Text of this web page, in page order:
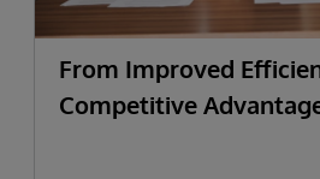
From Improved
Competitive